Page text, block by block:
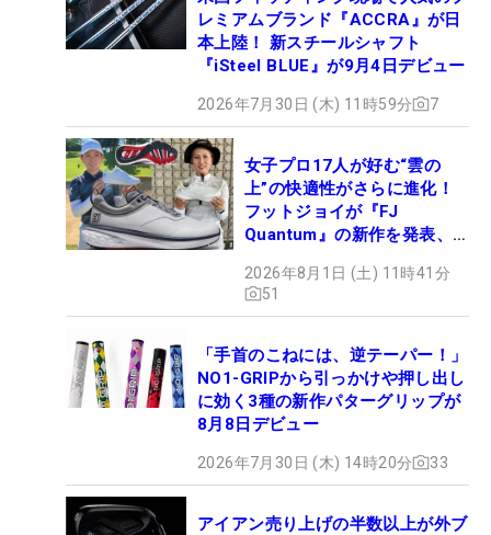
レミアムブランド『ACCRA』が日
本上陸！ 新スチールシャフト
『iSteel BLUE』が9月4日デビュー
2026年7月30日 (木) 11時59分 7
女子プロ17人が好む“雲の
上”の快適性がさらに進化！
フットジョイが『FJ
Quantum』の新作を発表、8
2026年8月1日 (土) 11時41分
51
「手首のこねには、逆テーパー！」
NO1-GRIPから引っかけや押し出し
に効く3種の新作パターグリップが
8月8日デビュー
2026年7月30日 (木) 14時20分 33
アイアン売り上げの半数以上が外ブ